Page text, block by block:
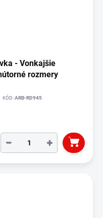
- Vonkajšie
rozmery
KÓD:ARB-RD945
+
−